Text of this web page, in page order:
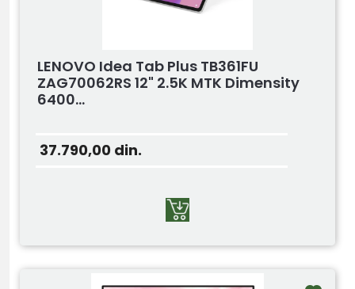
LENOVO Idea Tab Plus TB361FU
ZAG70062RS 12" 2.5K MTK Dimensity
6400...
37.790,00 din.